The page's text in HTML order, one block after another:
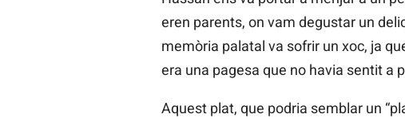
eren parents, on vam degustar un
memòria palatal va sofrir un xoc, ja
era una pagesa que no havia sentit a
Aquest plat, que podria semblar un